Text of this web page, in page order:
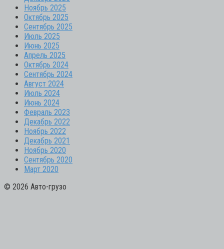
Ноябрь 2025
Октябрь 2025
Сентябрь 2025
Июль 2025
Июнь 2025
Апрель 2025
Октябрь 2024
Сентябрь 2024
Август 2024
Июль 2024
Июнь 2024
Февраль 2023
Декабрь 2022
Ноябрь 2022
Декабрь 2021
Ноябрь 2020
Сентябрь 2020
Март 2020
© 2026 Авто-грузо